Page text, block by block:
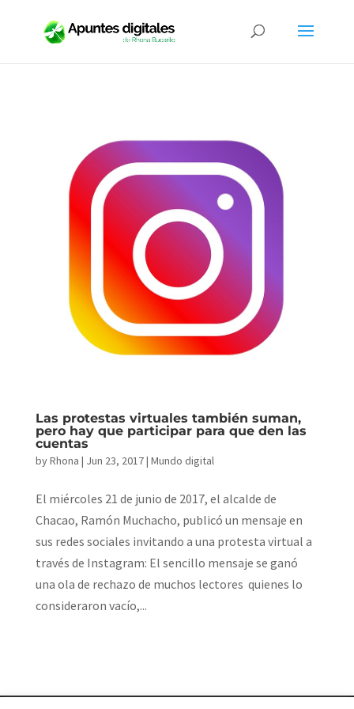
Las protestas virtuales también suman,
pero hay que participar para que den las
cuentas
byRhona | Jun 23, 2017| Mundo digital
El miércoles 21 de junio de 2017, el alcalde de
Chacao, Ramón Muchacho, publicó un mensaje en
sus redes sociales invitando a una protesta virtual a
través de Instagram: El sencillo mensaje se ganó
una ola de rechazo de muchos lectores quienes lo
consideraron vacío,...